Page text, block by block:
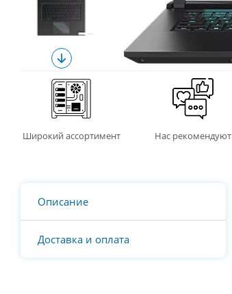
Широкий ассортимент Нас рекомендуют
Описание
Доставка и оплата